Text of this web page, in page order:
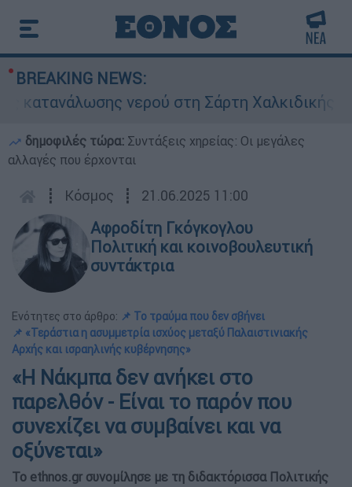
BREAKING NEWS:
νερού στη Σάρτη Χαλκιδικής - Ζητούν να
δημοφιλές τώρα: Συντάξεις χηρείας: Οι μεγάλες
αλλαγές που έρχονται
┋ Κόσμος ┋ 21.06.2025 11:00
Αφροδίτη Γκόγκογλου
Πολιτική και κοινοβουλευτική
συντάκτρια
Ενότητες στο άρθρο: 📌 Το τραύμα που δεν σβήνει
📌 «Τεράστια η ασυμμετρία ισχύος μεταξύ Παλαιστινιακής
Αρχής και ισραηλινής κυβέρνησης»
«Η Νάκμπα δεν ανήκει στο
παρελθόν - Είναι το παρόν που
συνεχίζει να συμβαίνει και να
οξύνεται»
Το ethnos.gr συνομίλησε με τη διδακτόρισσα Πολιτικής